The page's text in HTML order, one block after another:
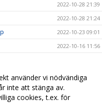
2022-10-28 21:39
2022-10-28 21:24
2022-10-23 09:01
2022-10-16 11:56
2022-10-16 11:54
2022-10-16 11:53
2022-10-16 11:52
använder vi nödvändiga
inte att stänga av.
cookies, t.ex. för